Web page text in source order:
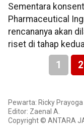
Sementara
Pharmaceutical
rencananya akan
riset di tahap
1 2
Pewarta: Ricky Prayoga
Editor: Zaenal A.
Copyright © ANTARA